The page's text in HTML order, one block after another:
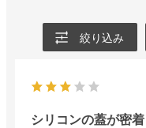
絞り込み
シリコンの蓋が密着